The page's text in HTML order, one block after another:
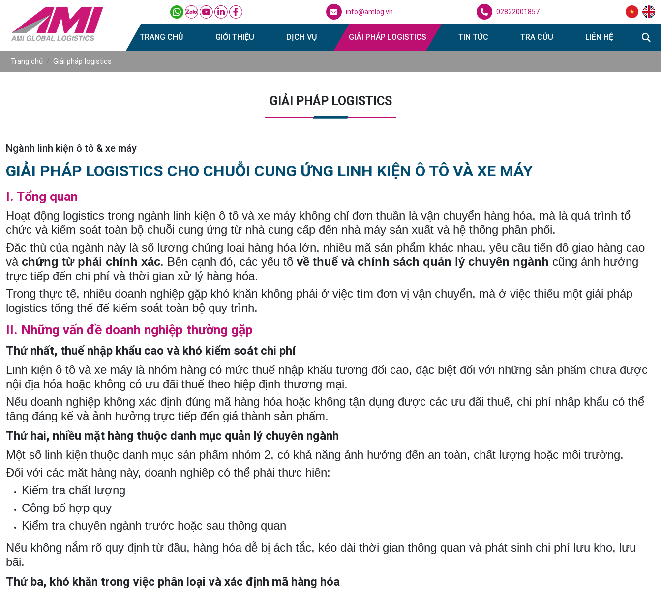
info@amlog.vn 02822001857
TRANG CHỦ GIỚI THIỆU DỊCH VỤ GIẢI PHÁP LOGISTICS TIN TỨC TRA CỨU LIÊN HỆ
Trang chủ Giải pháp logistics
GIẢI PHÁP LOGISTICS
Ngành linh kiện ô tô & xe máy
GIẢI PHÁP LOGISTICS CHO CHUỖI CUNG ỨNG LINH KIỆN Ô TÔ VÀ XE MÁY
I. Tổng quan
Hoạt động logistics trong ngành linh kiện ô tô và xe máy không chỉ đơn thuần là vận chuyển hàng hóa, mà là quá trình tổ
chức và kiểm soát toàn bộ chuỗi cung ứng từ nhà cung cấp đến nhà máy sản xuất và hệ thống phân phối.
Đặc thù của ngành này là số lượng chủng loại hàng hóa lớn, nhiều mã sản phẩm khác nhau, yêu cầu tiến độ giao hàng cao
và chứng từ phải chính xác. Bên cạnh đó, các yếu tố về thuế và chính sách quản lý chuyên ngành cũng ảnh hưởng
trực tiếp đến chi phí và thời gian xử lý hàng hóa.
Trong thực tế, nhiều doanh nghiệp gặp khó khăn không phải ở việc tìm đơn vị vận chuyển, mà ở việc thiếu một giải pháp
logistics tổng thể để kiểm soát toàn bộ quy trình.
II. Những vấn đề doanh nghiệp thường gặp
Thứ nhất, thuế nhập khẩu cao và khó kiểm soát chi phí
Linh kiện ô tô và xe máy là nhóm hàng có mức thuế nhập khẩu tương đối cao, đặc biệt đối với những sản phẩm chưa được
nội địa hóa hoặc không có ưu đãi thuế theo hiệp định thương mại.
Nếu doanh nghiệp không xác định đúng mã hàng hóa hoặc không tận dụng được các ưu đãi thuế, chi phí nhập khẩu có thể
tăng đáng kể và ảnh hưởng trực tiếp đến giá thành sản phẩm.
Thứ hai, nhiều mặt hàng thuộc danh mục quản lý chuyên ngành
Một số linh kiện thuộc danh mục sản phẩm nhóm 2, có khả năng ảnh hưởng đến an toàn, chất lượng hoặc môi trường.
Đối với các mặt hàng này, doanh nghiệp có thể phải thực hiện:
Kiểm tra chất lượng
Công bố hợp quy
Kiểm tra chuyên ngành trước hoặc sau thông quan
Nếu không nắm rõ quy định từ đầu, hàng hóa dễ bị ách tắc, kéo dài thời gian thông quan và phát sinh chi phí lưu kho, lưu
bãi.
Thứ ba, khó khăn trong việc phân loại và xác định mã hàng hóa